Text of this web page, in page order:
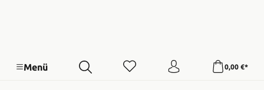
Menü 0,00 €*